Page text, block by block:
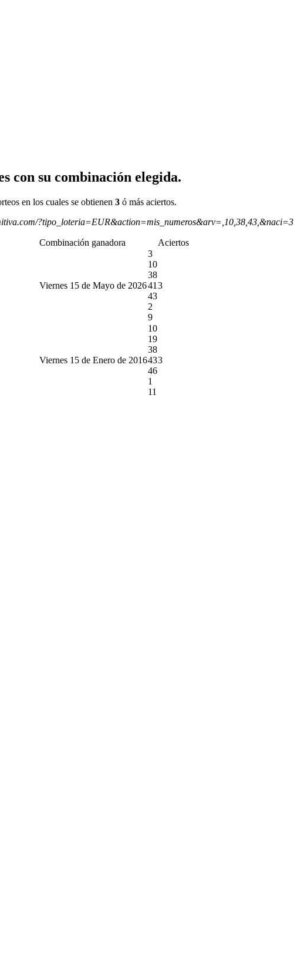
con su combinación elegida.
en los cuales se obtienen 3 ó más aciertos.
?tipo_loteria=EUR&action=mis_numeros&arv=,10,38,43,&naci=3
Combinación ganadora Aciertos
Viernes 15 de Mayo de 2026
3
10
38
41
43
2
9
3
Viernes 15 de Enero de 2016
10
19
38
43
46
1
11
3